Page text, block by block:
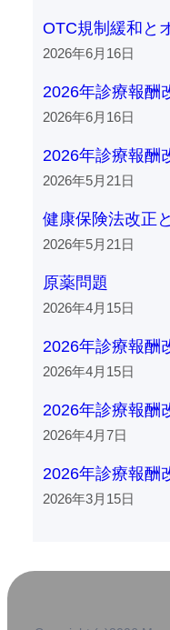
OTC規制緩和と
2026年6月16日
2026年診療報酬
2026年6月16日
2026年診療報酬
2026年5月21日
健康保険法改正
2026年5月21日
原薬問題
2026年4月15日
2026年診療報酬
2026年4月15日
2026年診療報酬
2026年4月7日
2026年診療報酬
2026年3月15日